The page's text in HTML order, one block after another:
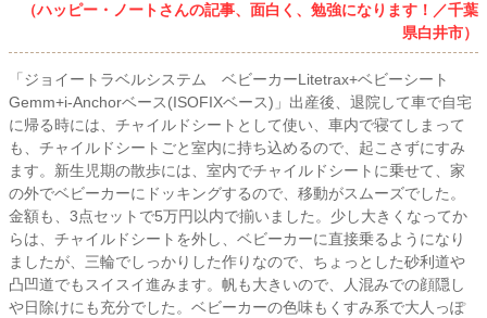
（ハッピー・ノートさんの記事、面白く、勉強になります！／千葉
県白井市）
「ジョイートラベルシステム ベビーカーLitetrax+ベビーシート
Gemm+i-Anchorベース(ISOFIXベース)」出産後、退院して車で自宅
に帰る時には、チャイルドシートとして使い、車内で寝てしまって
も、チャイルドシートごと室内に持ち込めるので、起こさずにすみ
ます。新生児期の散歩には、室内でチャイルドシートに乗せて、家
の外でベビーカーにドッキングするので、移動がスムーズでした。
金額も、3点セットで5万円以内で揃いました。少し大きくなってか
らは、チャイルドシートを外し、ベビーカーに直接乗るようになり
ましたが、三輪でしっかりした作りなので、ちょっとした砂利道や
凸凹道でもスイスイ進みます。帆も大きいので、人混みでの顔隠し
や日除けにも充分でした。ベビーカーの色味もくすみ系で大人っぽ